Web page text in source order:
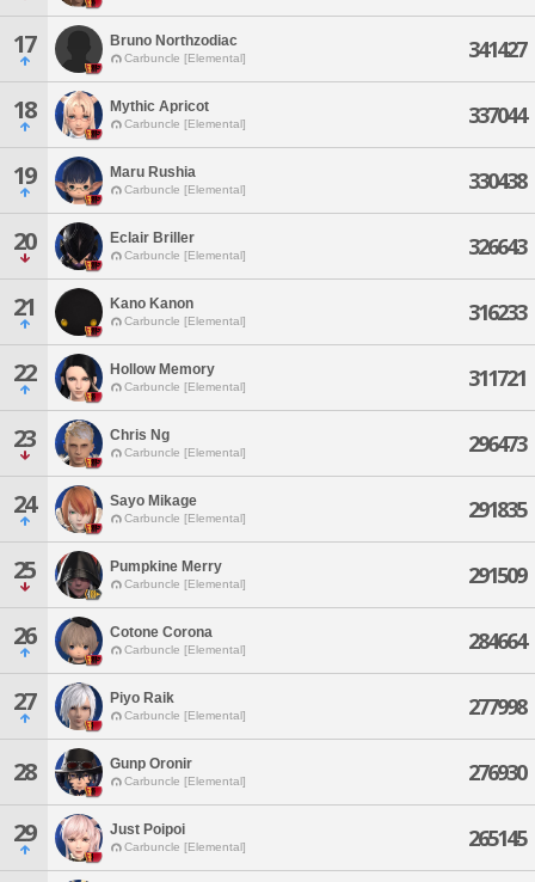
17 Bruno Northzodiac
Carbuncle [Elemental] 341427
18 Mythic Apricot
Carbuncle [Elemental] 337044
19 Maru Rushia
Carbuncle [Elemental] 330438
20 Eclair Briller
Carbuncle [Elemental] 326643
21 Kano Kanon
Carbuncle [Elemental] 316233
22 Hollow Memory
Carbuncle [Elemental] 311721
23 Chris Ng
Carbuncle [Elemental] 296473
24 Sayo Mikage
Carbuncle [Elemental] 291835
25 Pumpkine Merry
Carbuncle [Elemental] 291509
26 Cotone Corona
Carbuncle [Elemental] 284664
27 Piyo Raik
Carbuncle [Elemental] 277998
28 Gunp Oronir
Carbuncle [Elemental] 276930
29 Just Poipoi
Carbuncle [Elemental] 265145